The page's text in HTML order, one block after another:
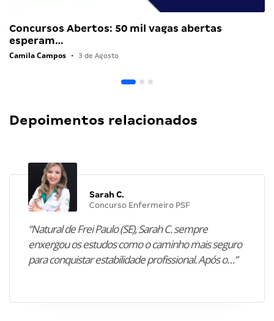
Concursos Abertos: 50 mil vagas abertas
esperam…
Camila Campos • 3 de Agosto
Depoimentos relacionados
Sarah C.
Concurso Enfermeiro PSF
“Natural de Frei Paulo (SE), Sarah C. sempre
enxergou os estudos como o caminho mais seguro
para conquistar estabilidade profissional. Após o…”